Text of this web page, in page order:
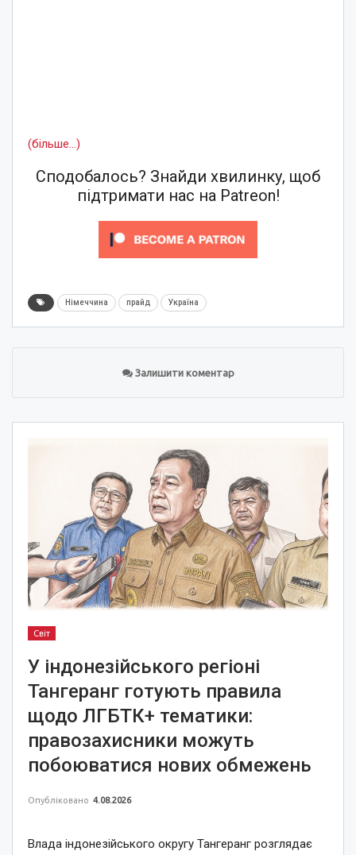
(більше…)
Сподобалось? Знайди хвилинку, щоб
підтримати нас на Patreon!
Німеччина прайд Україна
Залишити коментар
Світ
У індонезійського регіоні
Тангеранг готують правила
щодо ЛГБТК+ тематики:
правозахисники можуть
побоюватися нових обмежень
Опубліковано 4.08.2026
Влада індонезійського округу Тангеранг розглядає